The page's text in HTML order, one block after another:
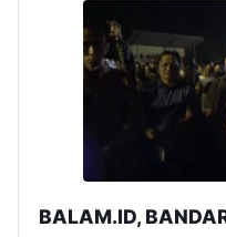
BALAM.ID,